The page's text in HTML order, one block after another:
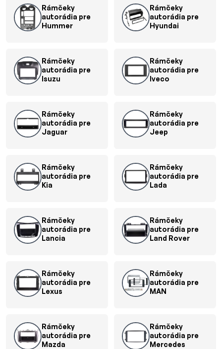
Rámčeky
autorádia pre
Hummer
Rámčeky
autorádia pre
Hyundai
Rámčeky
autorádia pre
Isuzu
Rámčeky
autorádia pre
Iveco
Rámčeky
autorádia pre
Jaguar
Rámčeky
autorádia pre
Jeep
Rámčeky
autorádia pre
Kia
Rámčeky
autorádia pre
Lada
Rámčeky
autorádia pre
Lancia
Rámčeky
autorádia pre
Land Rover
Rámčeky
autorádia pre
Lexus
Rámčeky
autorádia pre
MAN
Rámčeky
autorádia pre
Mazda
Rámčeky
autorádia pre
Mercedes